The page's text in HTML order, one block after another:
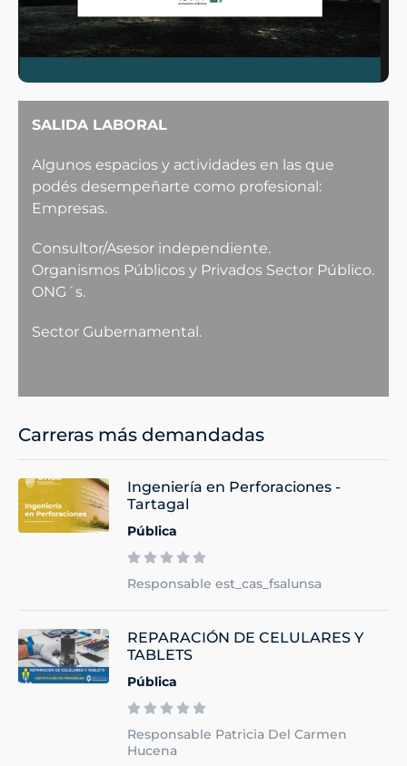
SALIDA LABORAL
Algunos espacios y actividades en las que
podés desempeñarte como profesional:
Empresas.
Consultor/Asesor independiente.
Organismos Públicos y Privados Sector Público.
ONG´s.
Sector Gubernamental.
Carreras más demandadas
Ingeniería en Perforaciones -
Tartagal
Pública
Responsable est_cas_fsalunsa
REPARACIÓN DE CELULARES Y
TABLETS
Pública
Responsable Patricia Del Carmen
Hucena